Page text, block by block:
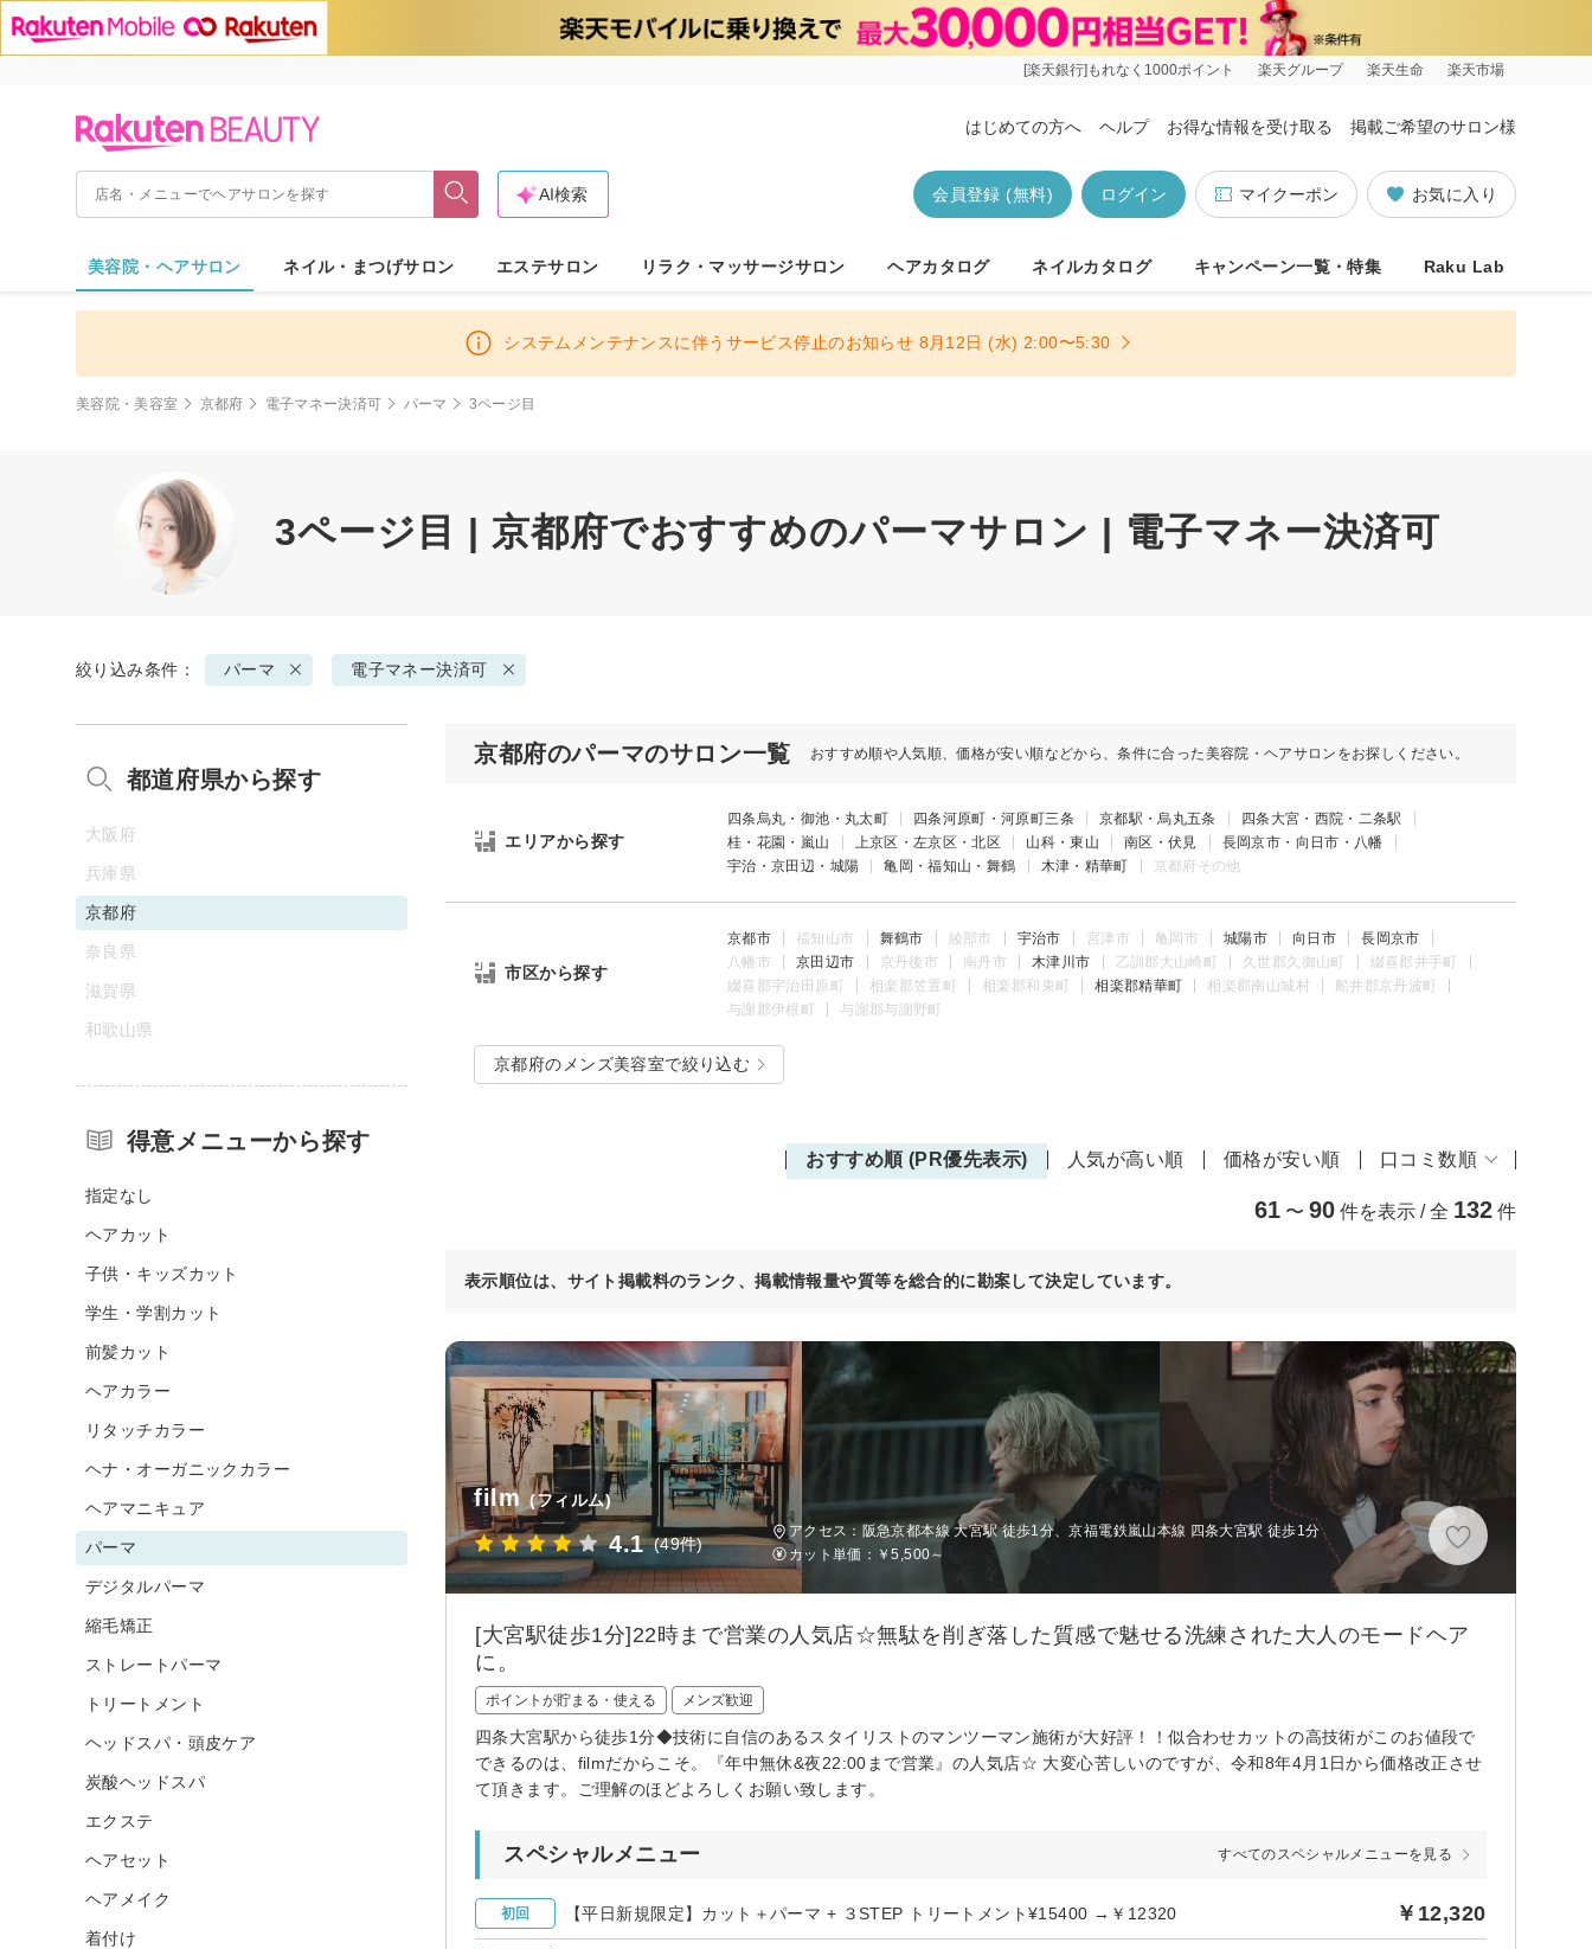
[楽天銀行]もれなく1000ポイント 楽天グループ 楽天生命 楽天市場
はじめての方へ ヘルプ お得な情報を受け取る 掲載ご希望のサロン様
お気に入り
マイクーポン
ログイン
会員登録 (無料)
AI検索
美容院・ヘアサロン ネイル・まつげサロン エステサロン リラク・マッサージサロン ヘアカタログ ネイルカタログ キャンペーン一覧・特集 Raku Lab
システムメンテナンスに伴うサービス停止のお知らせ 8月12日 (水) 2:00〜5:30
美容院・美容室 京都府 電子マネー決済可 パーマ 3ページ目
3ページ目 | 京都府でおすすめのパーマサロン | 電子マネー決済可
絞り込み条件： パーマ 電子マネー決済可
京都府のパーマのサロン一覧 おすすめ順や人気順、価格が安い順などから、条件に合った美容院・ヘアサロンをお探しください。
エリアから探す
四条烏丸・御池・丸太町 四条河原町・河原町三条 京都駅・烏丸五条
四条大宮・西院・二条駅
桂・花園・嵐山
上京区・左京区・北区 山科・東山 南区・伏見
長岡京市・向日市・八幡
宇治・京田辺・城陽
亀岡・福知山・舞鶴 木津・精華町 京都府その他
市区から探す
京都市 福知山市 舞鶴市 綾部市 宇治市 宮津市 亀岡市 城陽市 向日市
長岡京市
八幡市
京田辺市 京丹後市 南丹市 木津川市 乙訓郡大山崎町 久世郡久御山町
綴喜郡井手町
綴喜郡宇治田原町
相楽郡笠置町 相楽郡和束町 相楽郡精華町 相楽郡南山城村
船井郡京丹波町
与謝郡伊根町
与謝郡与謝野町
京都府のメンズ美容室で絞り込む
おすすめ順 (PR優先表示) 人気が高い順 価格が安い順 口コミ数順
61 〜 90 件を表示 / 全 132 件
表示順位は、サイト掲載料のランク、掲載情報量や質等を総合的に勘案して決定しています。
film (フィルム)
4.1 (49件)
アクセス：阪急京都本線 大宮駅 徒歩1分、京福電鉄嵐山本線 四条大宮駅 徒歩1分
カット単価： ￥5,500～
[大宮駅徒歩1分]22時まで営業の人気店☆無駄を削ぎ落した質感で魅せる洗練された大人のモードヘア
に。
ポイントが貯まる・使える メンズ歓迎
四条大宮駅から徒歩1分◆技術に自信のあるスタイリストのマンツーマン施術が大好評！！似合わせカットの高技術がこのお値段で
できるのは、filmだからこそ。『年中無休&夜22:00まで営業』の人気店☆ 大変心苦しいのですが、令和8年4月1日から価格改正させ
て頂きます。ご理解のほどよろしくお願い致します。
スペシャルメニュー すべてのスペシャルメニューを見る
初回 【平日新規限定】カット＋パーマ + ３STEP トリートメント¥15400 →￥12320 ￥12,320
都道府県から探す
大阪府
兵庫県
京都府
奈良県
滋賀県
和歌山県
得意メニューから探す
指定なし
ヘアカット
子供・キッズカット
学生・学割カット
前髪カット
ヘアカラー
リタッチカラー
ヘナ・オーガニックカラー
ヘアマニキュア
パーマ
デジタルパーマ
縮毛矯正
ストレートパーマ
トリートメント
ヘッドスパ・頭皮ケア
炭酸ヘッドスパ
エクステ
ヘアセット
ヘアメイク
着付け